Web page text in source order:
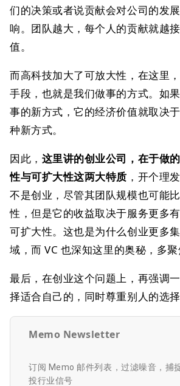
们的决策或者说贡献会对公司的发
响。团队越大，每个人的贡献就越
值。
而高科技加大了可放大性，在这里
手段，也就是我们做事的方式。如
事的新方式，它的经济价值就取决
种新方式。
因此， 这里讲的创业公司，在于做
性与可扩大性这两大特质 ，开个理
不是创业，尽管其团队规模也可能
性，但是它的收益取决于服务更多
可扩大性。这也是为什么创业更多
域，而 VC 也深知这里的奥秘，多聚
最后，在创业这个问题上，再强调
择适合自己的，同时尊重别人的选择
Memo Newsletter
订阅 Memo 邮件列表，过滤噪音，捕
投行业信号